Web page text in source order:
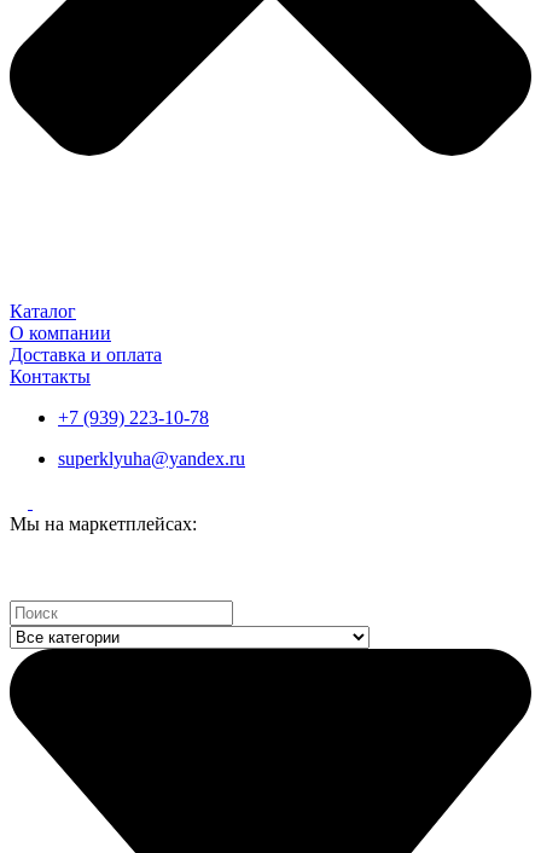
Каталог
О компании
Доставка и оплата
Контакты
+7 (939) 223-10-78
superklyuha@yandex.ru
Мы на маркетплейсах:
Search
...